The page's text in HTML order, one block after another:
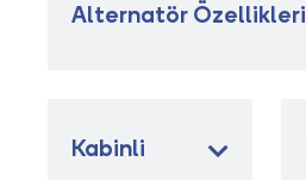
Alternatör Özellikleri
Kabinli